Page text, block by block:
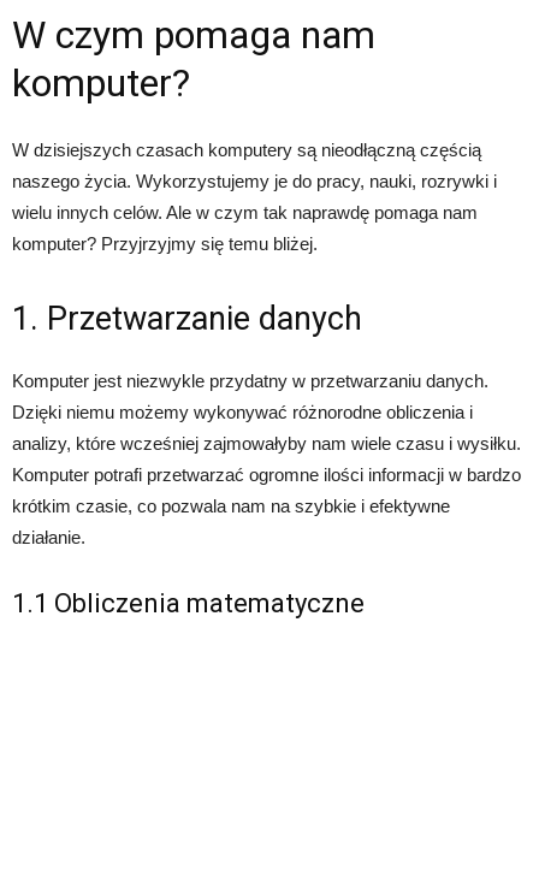
W czym pomaga nam
komputer?
W dzisiejszych czasach komputery są nieodłączną częścią
naszego życia. Wykorzystujemy je do pracy, nauki, rozrywki i
wielu innych celów. Ale w czym tak naprawdę pomaga nam
komputer? Przyjrzyjmy się temu bliżej.
1. Przetwarzanie danych
Komputer jest niezwykle przydatny w przetwarzaniu danych.
Dzięki niemu możemy wykonywać różnorodne obliczenia i
analizy, które wcześniej zajmowałyby nam wiele czasu i wysiłku.
Komputer potrafi przetwarzać ogromne ilości informacji w bardzo
krótkim czasie, co pozwala nam na szybkie i efektywne
działanie.
1.1 Obliczenia matematyczne